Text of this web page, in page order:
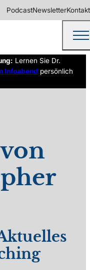
PodcastNewsletterKontakt
Lernen Sie Dr.
Infoabend persönlich
Shutterstock.com